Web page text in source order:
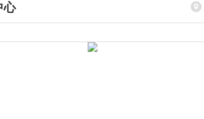
心
CENTER